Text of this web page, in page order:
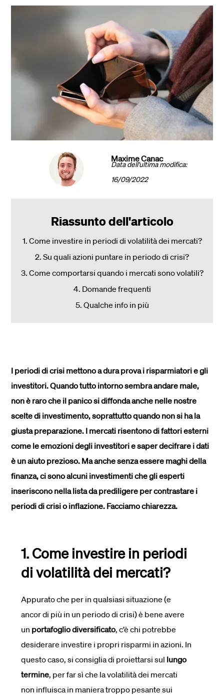
Maxime Canac
Data dell'ultima modifica:
16/09/2022
Riassunto dell'articolo
1. Come investire in periodi di volatilità dei mercati?
2. Su quali azioni puntare in periodo di crisi?
3. Come comportarsi quando i mercati sono volatili?
4. Domande frequenti
5. Qualche info in più
I periodi di crisi mettono a dura prova i risparmiatori e gli
investitori. Quando tutto intorno sembra andare male,
non è raro che il panico si diffonda anche nelle nostre
scelte di investimento, soprattutto quando non si ha la
giusta preparazione. I mercati risentono di fattori esterni
come le emozioni degli investitori e saper decifrare i dati
è un aiuto prezioso. Ma anche senza essere maghi della
finanza, ci sono alcuni investimenti che gli esperti
inseriscono nella lista da prediligere per contrastare i
periodi di crisi o inflazione. Facciamo chiarezza.
1. Come investire in periodi
di volatilità dei mercati?
Appurato che per in qualsiasi situazione (e
ancor di più in un periodo di crisi) è bene avere
un portafoglio diversificato, c’è chi potrebbe
desiderare investire i propri risparmi in azioni. In
questo caso, si consiglia di proiettarsi sul lungo
termine, per far sì che la volatilità dei mercati
non influisca in maniera troppo pesante sui